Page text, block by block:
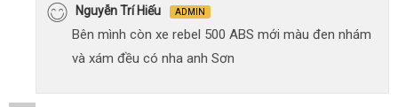
Nguyễn Trí Hiếu ADMIN
Bên mình còn xe rebel 500 ABS mới màu đen nhám
và xám đều có nha anh Sơn